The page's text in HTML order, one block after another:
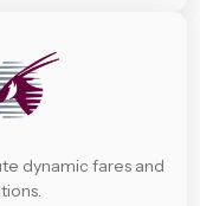
dynamic fares and